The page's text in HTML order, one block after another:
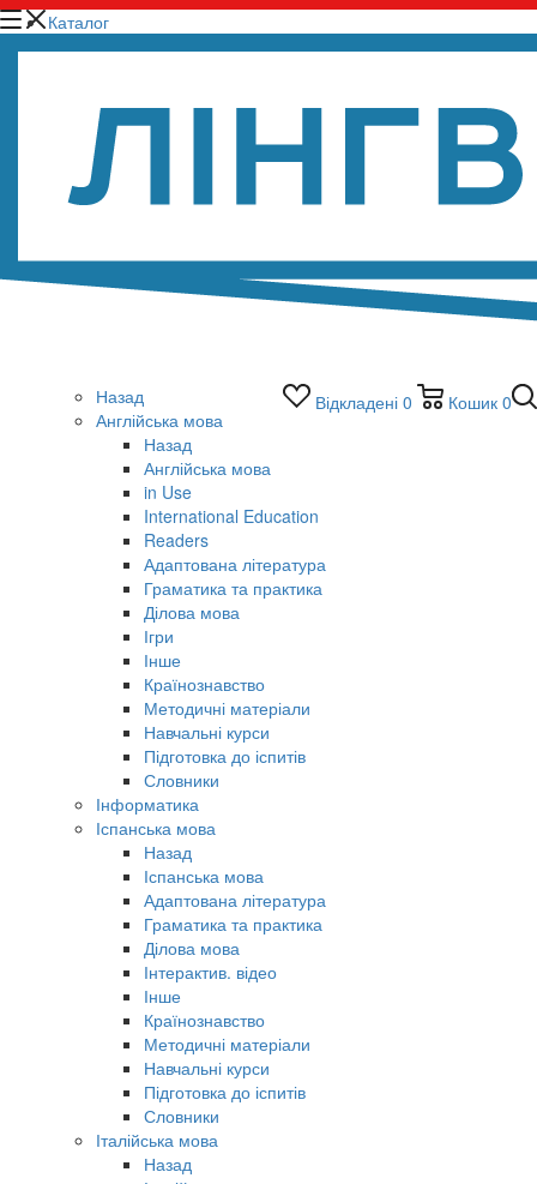
Відкладені 0 Кошик 0
Каталог
Назад
Англійська мова
Назад
Англійська мова
in Use
International Education
Readers
Адаптована література
Граматика та практика
Ділова мова
Ігри
Інше
Країнознавство
Методичні матеріали
Навчальні курси
Підготовка до іспитів
Словники
Інформатика
Іспанська мова
Назад
Іспанська мова
Адаптована література
Граматика та практика
Ділова мова
Інтерактив. відео
Інше
Країнознавство
Методичні матеріали
Навчальні курси
Підготовка до іспитів
Словники
Італійська мова
Назад